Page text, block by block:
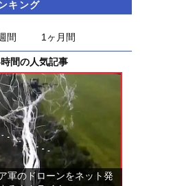
キング
間 1ヶ月間
間の人気記事
軍のドローンをネット発